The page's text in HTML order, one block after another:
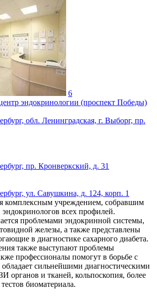
6
эндокринологии (проспект Победы)
обл. Ленинградская, г. Выборг, пр.
пр. Кронверкский, д. 31
ул. Савушкина, д. 124, корп. 1
комплексным учреждением, собравшим
всех профилей.
проблемами эндокринной системы,
железы, а также представлены
в диагностике сахарного диабета.
также выступают проблемы
профессионалы помогут в борьбе с
сильнейшими диагностическими
органов и тканей, кольпоскопия, более
биоматериала.